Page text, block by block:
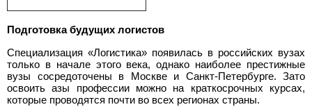
Подготовка будущих логистов
Специализация «Логистика» появилась в российских вузах
только в начале этого века, однако наиболее престижные
вузы сосредоточены в Москве и Санкт-Петербурге. Зато
освоить азы профессии можно на краткосрочных курсах,
которые проводятся почти во всех регионах страны.